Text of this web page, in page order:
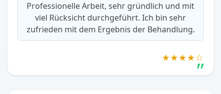
Professionelle Arbeit, sehr gründlich und mit
viel Rücksicht durchgeführt. Ich bin sehr
zufrieden mit dem Ergebnis der Behandlung.
★★★★☆